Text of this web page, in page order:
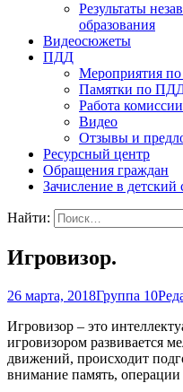
Результаты
образования
Видеосюжеты
ПДД
Мероприятия
Памятки по
Работа комиссии
Видео
Отзывы и
Ресурсный центр
Обращения граждан
Зачисление в детский
Найти:
Игровизор.
26 марта, 2018Группа 10
Игровизор – это
игровизором развивается
движений, происходит
внимание память,